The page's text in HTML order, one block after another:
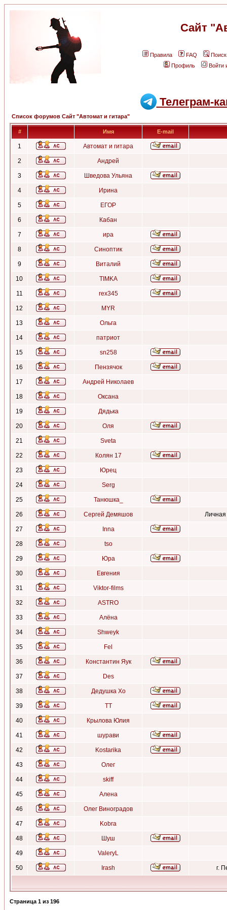
Сайт
Правила FAQ
Поиск
Профиль
Войти
Телеграм-
Список форумов Сайт "Автомат и гитара"
# Имя E-mail
1 Автомат и гитара
2 Андрей
3 Шведова Ульяна
4 Ирина
5 ЕГОР
6 Кабан
7 ира
8 Синоптик
9 Виталий
10 TIMKA
11 rex345
12 MYR
13 Ольга
14 патриот
15 sn258
16 Пензячок
17 Андрей Николаев
18 Оксана
19 Дядька
20 Оля
21 Sveta
22 Колян 17
23 Юрец
24 Serg
25 Танюшка_
26 Сергей Демяшов Личная
27 Inna
28 tso
29 Юра
30 Евгения
31 Viktor-films
32 ASTRO
33 Алёна
34 Shweyk
35 Fel
36 Константин Яук
37 Des
38 Дедушка Хо
39 ТТ
40 Крылова Юлия
41 шурави
42 Kostarika
43 Олег
44 skiff
45 Алена
46 Олег Виноградов
47 Kobra
48 Шуш
49 ValeryL
50 Irash г.
Страница 1 из 196